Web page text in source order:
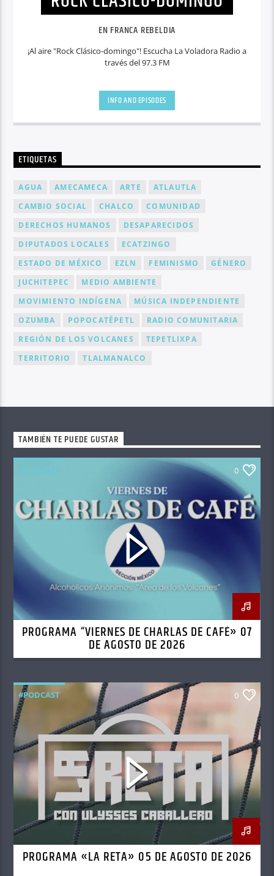
EN FRANCA REBELDIA
¡Al aire "Rock Clásico-domingo"! Escucha La Voladora Radio a
través del 97.3 FM
INFO AND EPISODES
ETIQUETAS
AGUA AMECAMECA ARTE
ATLAUTLA
CAMBIO SOCIAL
CHALCO
COMUNIDAD
DERECHOS HUMANOS
DESAPARECIDOS
DIPUTADOS LOCALES
ECATZINGO
ESTADO DE MÉXICO
EZLN FEMINISMO
GÉNERO
JUCHITEPEC
MEDIO AMBIENTE
MOVIMIENTO INDÍGENA
MÚSICA INDEPENDIENTE
OZUMBA
POPOCATÉPETL
RADIO COMUNITARIA
REGIÓN DE LOS VOLCANES
TEPETLIXPA
TERRITORIO
TLALMANALCO
TAMBIÉN TE PUEDE GUSTAR
#PODCAST 0
PROGRAMA “VIERNES DE CHARLAS DE CAFÉ» 07
DE AGOSTO DE 2026
#PODCAST 0
PROGRAMA «LA RETA» 05 DE AGOSTO DE 2026